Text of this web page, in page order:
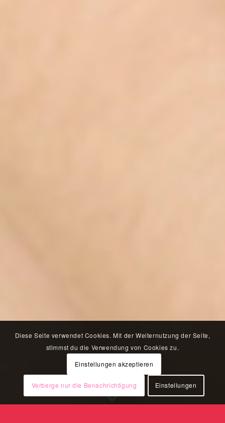
Diese Seite verwendet Cookies. Mit der Weiternutzung der Seite,
stimmst du die Verwendung von Cookies zu.
Einstellungen akzeptieren
Verberge nur die Benachrichtigung Einstellungen